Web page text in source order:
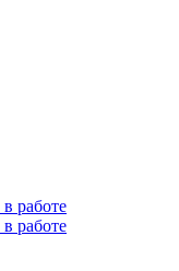
в работе
в работе